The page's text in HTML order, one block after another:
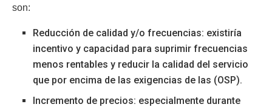
son:
Reducción de calidad y/o frecuencias: existiría
incentivo y capacidad para suprimir frecuencias
menos rentables y reducir la calidad del servicio
que por encima de las exigencias de las (OSP).
Incremento de precios: especialmente durante